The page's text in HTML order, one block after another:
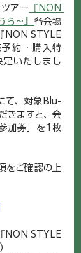
アー
『NON
～』 各会場
NON STYLE
約・購入特
定いたしまし
て、対象Blu-
きますと、会
加券」を1枚
をご確認の上
NON STYLE